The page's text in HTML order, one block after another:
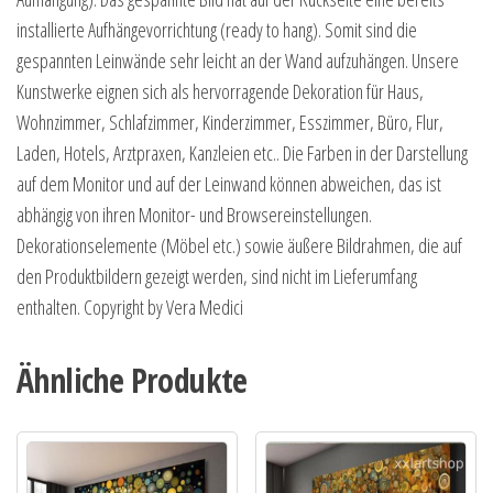
installierte Aufhängevorrichtung (ready to hang). Somit sind die
gespannten Leinwände sehr leicht an der Wand aufzuhängen. Unsere
Kunstwerke eignen sich als hervorragende Dekoration für Haus,
Wohnzimmer, Schlafzimmer, Kinderzimmer, Esszimmer, Büro, Flur,
Laden, Hotels, Arztpraxen, Kanzleien etc.. Die Farben in der Darstellung
auf dem Monitor und auf der Leinwand können abweichen, das ist
abhängig von ihren Monitor- und Browsereinstellungen.
Dekorationselemente (Möbel etc.) sowie äußere Bildrahmen, die auf
den Produktbildern gezeigt werden, sind nicht im Lieferumfang
enthalten. Copyright by Vera Medici
Ähnliche Produkte